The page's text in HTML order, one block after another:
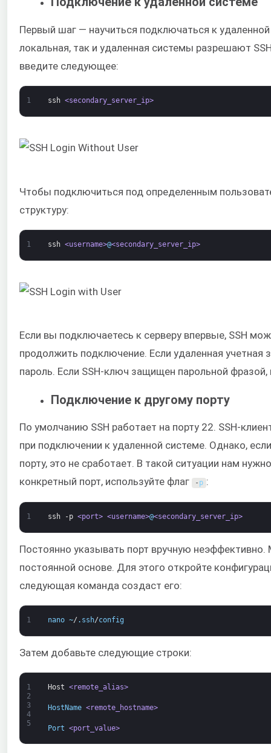
Первый шаг — научиться подключаться к
локальная, так и удаленная системы разрешают
введите следующее:
1 ssh <secondary_server_ip>
Чтобы подключиться под определенным
структуру:
1 ssh <username>@<secondary_server_ip>
Если вы подключаетесь к серверу впервые, SSH
продолжить подключение. Если удаленная
пароль. Если SSH-ключ защищен парольной
Подключение к другому порту
По умолчанию SSH работает на порту 22. SSH-
при подключении к удаленной системе. Однако,
порту, это не сработает. В такой ситуации нам
конкретный порт, используйте флаг
- p :
1 ssh -p <port> <username>@<secondary_server_ip>
Постоянно указывать порт вручную
постоянной основе. Для этого откройте
следующая команда создаст его:
1 nano ~/ . ssh/config
Затем добавьте следующие строки:
1
2
3
4
5
Host <remote_alias>
HostName <remote_hostname>
Port <port_value>